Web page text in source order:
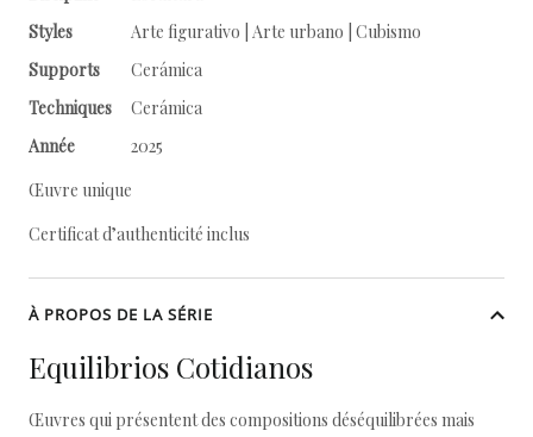
Styles
Arte figurativo | Arte urbano | Cubismo
Supports
Cerámica
Techniques
Cerámica
Année
2025
Œuvre unique
Certificat d’authenticité inclus
À PROPOS DE LA SÉRIE
Equilibrios Cotidianos
Œuvres qui présentent des compositions déséquilibrées mais